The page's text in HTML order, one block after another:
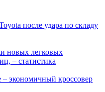
после удара по складу
новых легковых
– статистика
экономичный кроссовер